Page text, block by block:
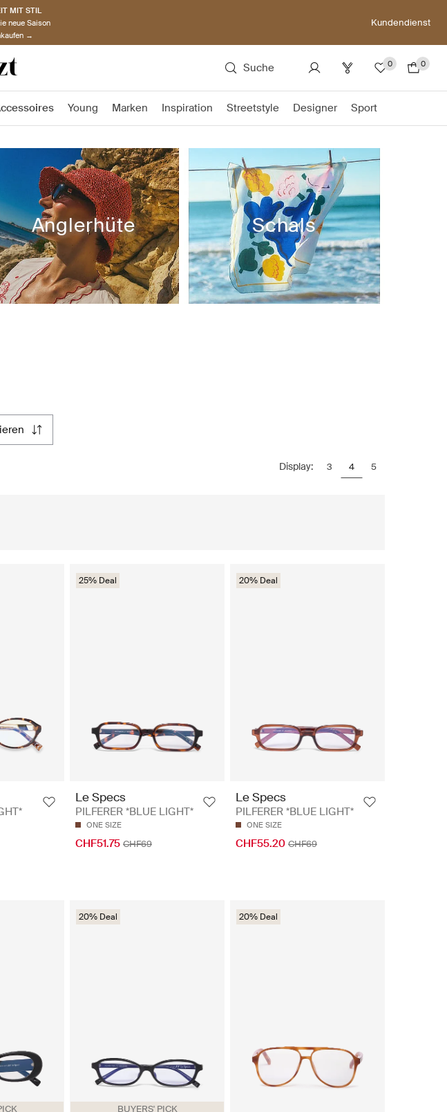
MIT STIL
neue Saison
→
Kundendienst
Suche 0 0
Young Marken Inspiration Streetstyle Designer Sport
Anglerhüte Schals
Display: 3 4 5
25% Deal
Le Specs
PILFERER *BLUE LIGHT*
ONE SIZE
CHF51.75 CHF69
20% Deal
Le Specs
PILFERER *BLUE LIGHT*
ONE SIZE
CHF55.20 CHF69
BUYERS' PICK
20% Deal 20% Deal